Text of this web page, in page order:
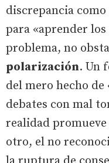
discrepancia
para «aprender
problema, no
polarización. Un
del mero hecho
debates con mal
realidad
otro, el no